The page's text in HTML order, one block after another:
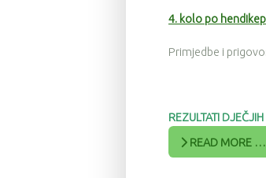
4. kolo po
Primjedbe i
REZULTATI
READ MORE …